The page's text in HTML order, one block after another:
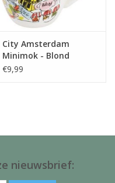
City Amsterdam
Minimok - Blond
Amsterdam
€9,99
nieuwsbrief: